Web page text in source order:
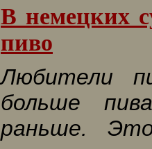
В немецких
пиво
Любители
больше
раньше.